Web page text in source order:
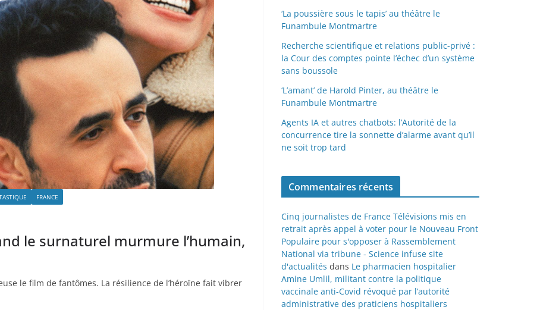
FRANCE
le surnaturel murmure l’humain,
le film de fantômes. La résilience de l’héroïne fait vibrer
‘La poussière sous le tapis’ au théâtre le
Funambule Montmartre
Recherche scientifique et relations public-privé :
la Cour des comptes pointe l’échec d’un système
sans boussole
‘L’amant’ de Harold Pinter, au théâtre le
Funambule Montmartre
Agents IA et autres chatbots: l’Autorité de la
concurrence tire la sonnette d’alarme avant qu’il
ne soit trop tard
Commentaires récents
Cinq journalistes de France Télévisions mis en
retrait après appel à voter pour le Nouveau Front
Populaire pour s'opposer à Rassemblement
National via tribune - Science infuse site
d'actualités dans Le pharmacien hospitalier
Amine Umlil, militant contre la politique
vaccinale anti-Covid révoqué par l’autorité
administrative des praticiens hospitaliers